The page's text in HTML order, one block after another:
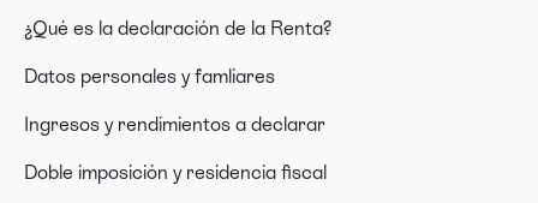
¿Qué es la declaración de la Renta?
Datos personales y famliares
Ingresos y rendimientos a declarar
Doble imposición y residencia fiscal